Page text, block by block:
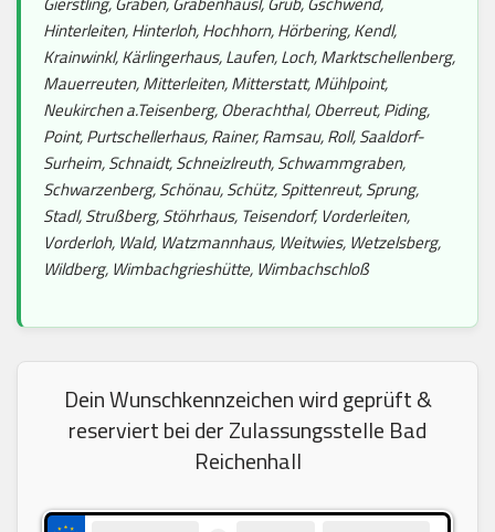
Hinterleiten, Hinterloh, Hochhorn, Hörbering, Kendl,
Krainwinkl, Kärlingerhaus, Laufen, Loch, Marktschellenberg,
Mauerreuten, Mitterleiten, Mitterstatt, Mühlpoint,
Neukirchen a.Teisenberg, Oberachthal, Oberreut, Piding,
Point, Purtschellerhaus, Rainer, Ramsau, Roll, Saaldorf-
Surheim, Schnaidt, Schneizlreuth, Schwammgraben,
Schwarzenberg, Schönau, Schütz, Spittenreut, Sprung,
Stadl, Strußberg, Stöhrhaus, Teisendorf, Vorderleiten,
Vorderloh, Wald, Watzmannhaus, Weitwies, Wetzelsberg,
Wildberg, Wimbachgrieshütte, Wimbachschloß
Dein Wunschkennzeichen wird geprüft &
reserviert bei der Zulassungsstelle Bad
Reichenhall